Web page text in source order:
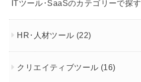
ITツール･SaaSのカテゴリーで探す
HR･人材ツール (22)
クリエイティブツール (16)